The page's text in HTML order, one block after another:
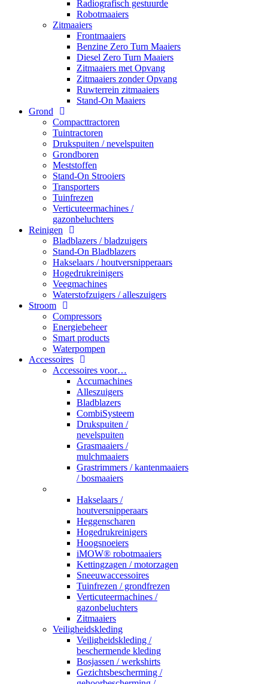
Radiografisch gestuurde
Robotmaaiers
Zitmaaiers
Frontmaaiers
Benzine Zero Turn Maaiers
Diesel Zero Turn Maaiers
Zitmaaiers met Opvang
Zitmaaiers zonder Opvang
Ruwterrein zitmaaiers
Stand-On Maaiers
Grond
Compacttractoren
Tuintractoren
Drukspuiten / nevelspuiten
Grondboren
Meststoffen
Stand-On Strooiers
Transporters
Tuinfrezen
Verticuteermachines /
gazonbeluchters
Reinigen
Bladblazers / bladzuigers
Stand-On Bladblazers
Hakselaars / houtversnipperaars
Hogedrukreinigers
Veegmachines
Waterstofzuigers / alleszuigers
Stroom
Compressors
Energiebeheer
Smart products
Waterpompen
Accessoires
Accessoires voor…
Accumachines
Alleszuigers
Bladblazers
CombiSysteem
Drukspuiten /
nevelspuiten
Grasmaaiers /
mulchmaaiers
Grastrimmers / kantenmaaiers
/ bosmaaiers
Hakselaars /
houtversnipperaars
Heggenscharen
Hogedrukreinigers
Hoogsnoeiers
iMOW® robotmaaiers
Kettingzagen / motorzagen
Sneeuwaccessoires
Tuinfrezen / grondfrezen
Verticuteermachines /
gazonbeluchters
Zitmaaiers
Veiligheidskleding
Veiligheidskleding /
beschermende kleding
Bosjassen / werkshirts
Gezichtsbescherming /